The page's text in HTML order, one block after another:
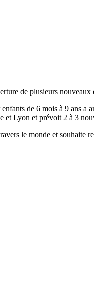
de plusieurs nouveaux
de 6 mois à 9 ans a
Lyon et prévoit 2 à 3
le monde et souhaite